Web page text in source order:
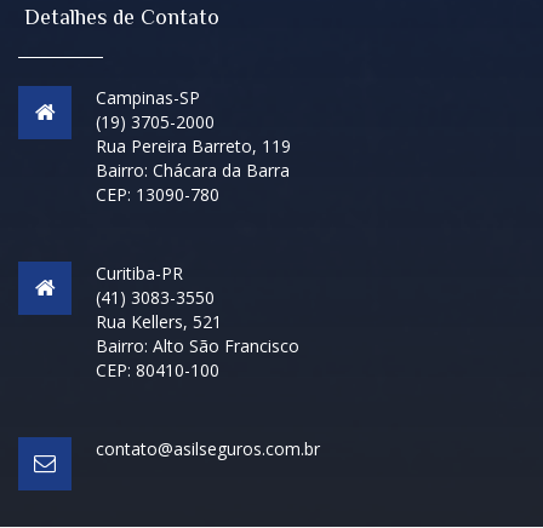
Detalhes de Contato
Campinas-SP
(19) 3705-2000
Rua Pereira Barreto, 119
Bairro: Chácara da Barra
CEP: 13090-780
Curitiba-PR
(41) 3083-3550
Rua Kellers, 521
Bairro: Alto São Francisco
CEP: 80410-100
contato@asilseguros.com.br